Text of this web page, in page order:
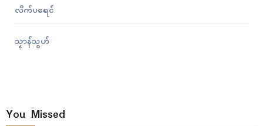
လိက်ပရေၚ်
သၟာန်သွဟ်
You Missed